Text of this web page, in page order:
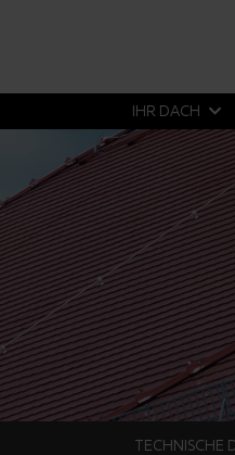
IHR DACH
TECHNISCHE